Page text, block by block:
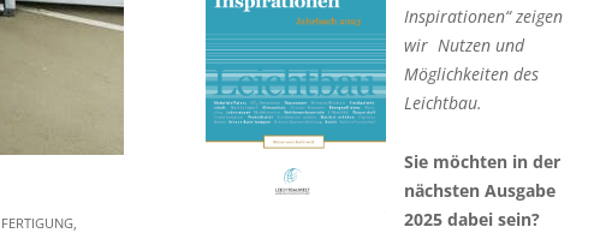
,
Inspirationen“ zeigen
wir Nutzen und
Möglichkeiten des
Leichtbau.
Sie möchten in der
nächsten Ausgabe
2025 dabei sein?